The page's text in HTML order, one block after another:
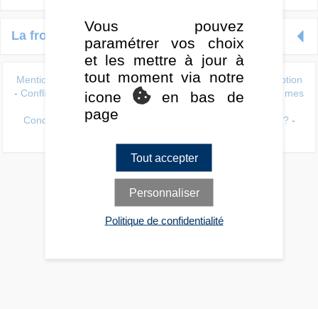
La frontière efficiente Quantalys
Mentions légales -Données personnelles
Lutte anti-corruption
- Conflit d'intérets -Politique de gestion des cookies
Gérer mes
cookies
Conditions d'utilisation
Nos produits / Qui sommes-nous ? -
Vous pouvez
paramétrer vos choix
et les mettre à jour à
tout moment via notre
icone
en bas de
page
Tout accepter
Personnaliser
Politique de confidentialité